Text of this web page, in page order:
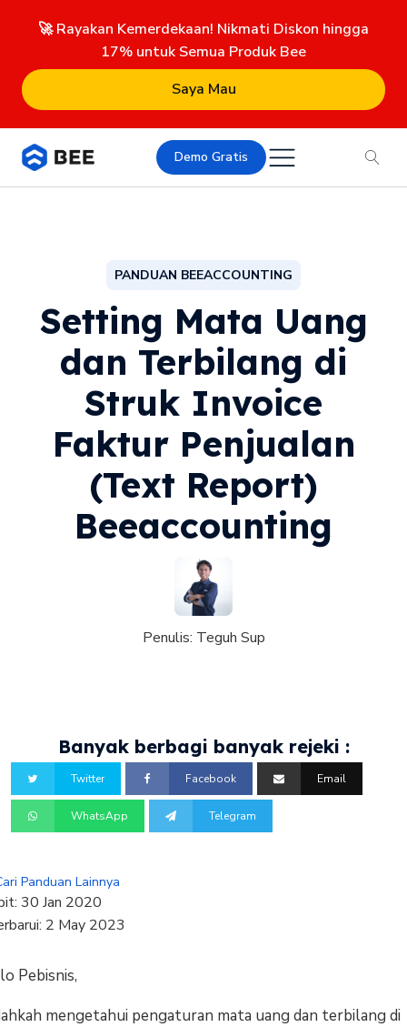
🚀 Rayakan Kemerdekaan! Nikmati Diskon hingga
17% untuk Semua Produk Bee
Saya Mau
Demo Gratis
PANDUAN BEEACCOUNTING
Setting Mata Uang
dan Terbilang di
Struk Invoice
Faktur Penjualan
(Text Report)
Beeaccounting
Penulis: Teguh Sup
Banyak berbagi banyak rejeki :
Twitter Facebook Email
WhatsApp Telegram
Panduan Lainnya
30 Jan 2020
2 May 2023
Pebisnis,
mengetahui pengaturan mata uang dan terbilang di